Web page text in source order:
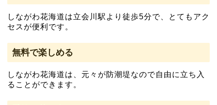
しながわ花海道は立会川駅より徒歩5分で、とてもアク
セスが便利です。
無料で楽しめる
しながわ花海道は、元々が防潮堤なので自由に立ち入
ることができます。